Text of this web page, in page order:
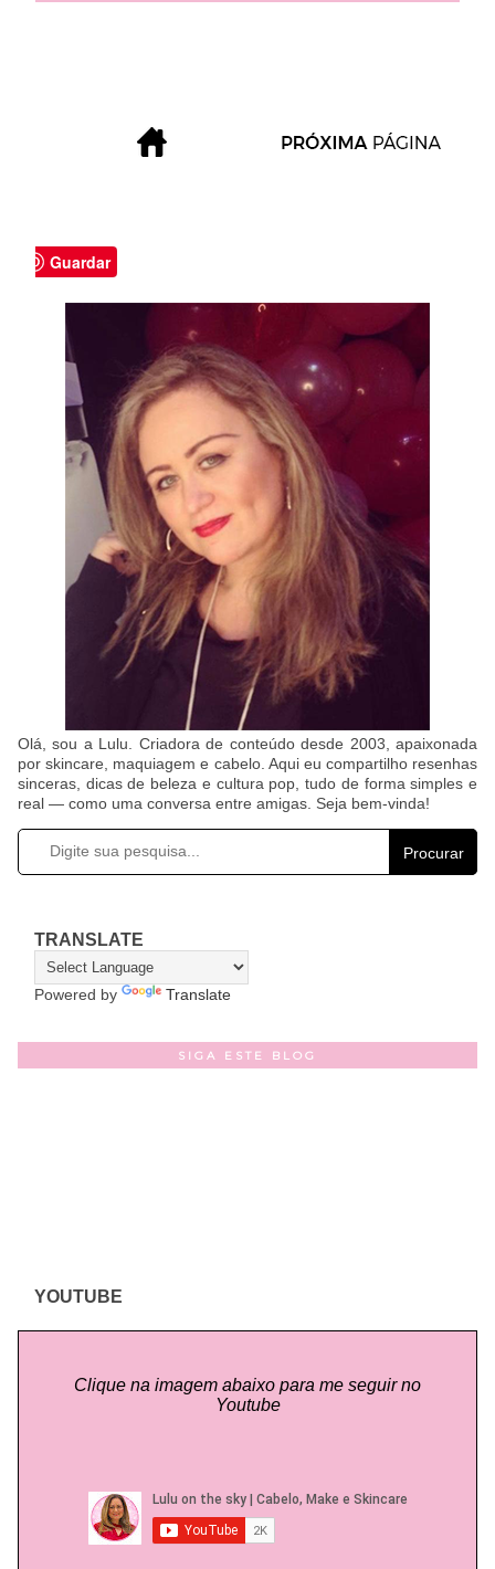
Guardar
Olá, sou a Lulu. Criadora de conteúdo desde 2003, apaixonada
por skincare, maquiagem e cabelo. Aqui eu compartilho resenhas
sinceras, dicas de beleza e cultura pop, tudo de forma simples e
real — como uma conversa entre amigas. Seja bem-vinda!
Procurar
TRANSLATE
Powered by Translate
SIGA ESTE BLOG
YOUTUBE
Clique na imagem abaixo para me seguir no
Youtube